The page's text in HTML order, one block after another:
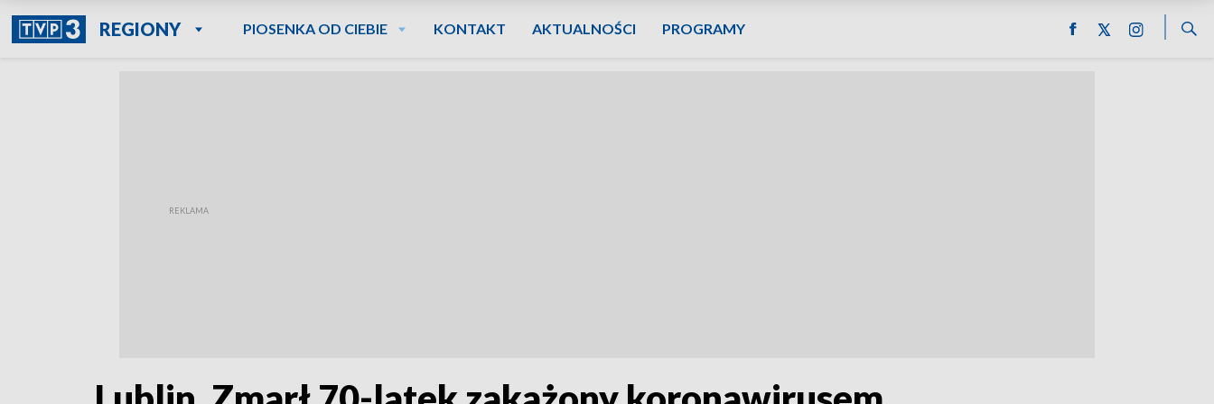
REGIONY PIOSENKA OD CIEBIE KONTAKT AKTUALNOŚCI PROGRAMY